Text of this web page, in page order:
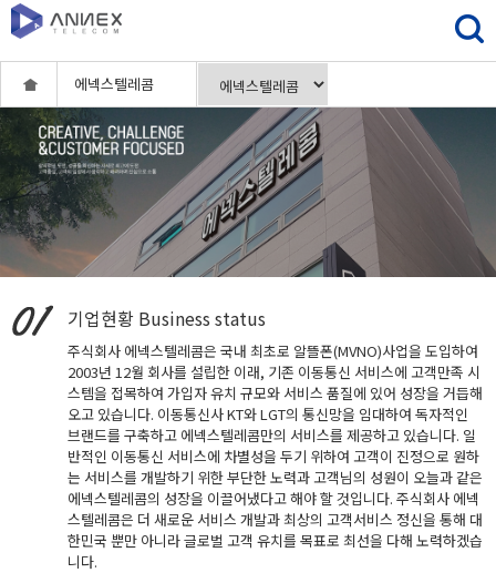
에넥스텔레콤
기업현황 Business status
주식회사 에넥스텔레콤은 국내 최초로 알뜰폰(MVNO)사업을 도입하여
2003년 12월 회사를 설립한 이래, 기존 이동통신 서비스에 고객만족 시
스템을 접목하여 가입자 유치 규모와 서비스 품질에 있어 성장을 거듭해
오고 있습니다. 이동통신사 KT와 LGT의 통신망을 임대하여 독자적인
브랜드를 구축하고 에넥스텔레콤만의 서비스를 제공하고 있습니다. 일
반적인 이동통신 서비스에 차별성을 두기 위하여 고객이 진정으로 원하
는 서비스를 개발하기 위한 부단한 노력과 고객님의 성원이 오늘과 같은
에넥스텔레콤의 성장을 이끌어냈다고 해야 할 것입니다. 주식회사 에넥
스텔레콤은 더 새로운 서비스 개발과 최상의 고객서비스 정신을 통해 대
한민국 뿐만 아니라 글로벌 고객 유치를 목표로 최선을 다해 노력하겠습
니다.